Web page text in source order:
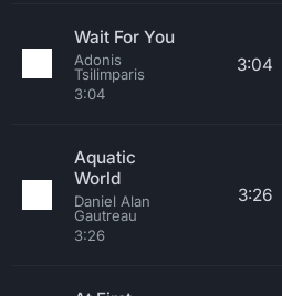
Wait For You
Adonis
Tsilimparis
3:04
3:04
Aquatic
World
Daniel Alan
Gautreau
3:26
3:26